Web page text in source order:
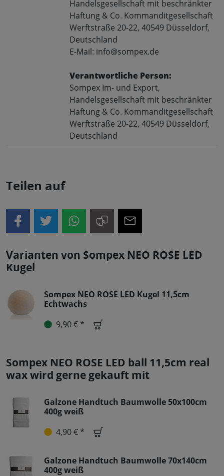
Handelsgesellschaft mit beschränkter
Haftung & Co. Kommanditgesellschaft
Werftstraße 20-22, 40549 Düsseldorf,
Deutschland
E-Mail: info@sompex.de
Verantwortliche Person:
Sompex Im- und Export,
Handelsgesellschaft mit beschränkter
Haftung & Co. Kommanditgesellschaft
Werftstraße 20-22, 40549 Düsseldorf,
Deutschland
Teilen auf
Varianten von Sompex NEO ROSE LED
Kugel
Sompex NEO ROSE LED Kugel 11,5cm
Echtwachs
9,90 € *
Sompex NEO ROSE LED ball 11,5cm real
wax wird gerne gekauft mit
Galzone Handtuch Baumwolle 50x100cm
400g weiß
4,90 € *
Galzone Handtuch Baumwolle 70x140cm
400g weiß